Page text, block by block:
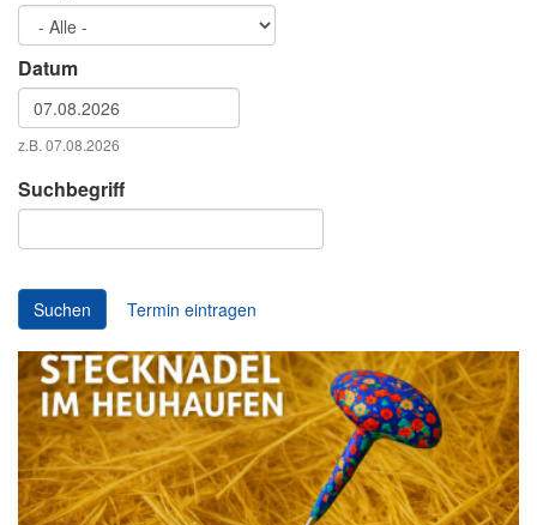
Datum
Datum
z.B. 07.08.2026
Datum
Suchbegriff
Suchen Termin eintragen